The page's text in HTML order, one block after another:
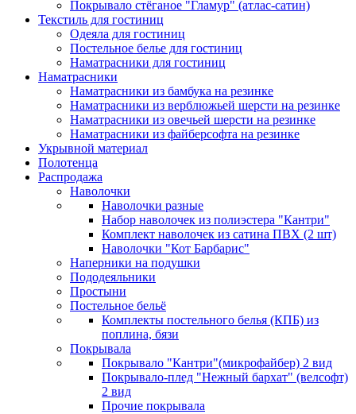
Покрывало стёганое "Гламур" (атлас-сатин)
Текстиль для гостиниц
Одеяла для гостиниц
Постельное белье для гостиниц
Наматрасники для гостиниц
Наматрасники
Наматрасники из бамбука на резинке
Наматрасники из верблюжьей шерсти на резинке
Наматрасники из овечьей шерсти на резинке
Наматрасники из файберсофта на резинке
Укрывной материал
Полотенца
Распродажа
Наволочки
Наволочки разные
Набор наволочек из полиэстера "Кантри"
Комплект наволочек из сатина ПВХ (2 шт)
Наволочки "Кот Барбарис"
Наперники на подушки
Пододеяльники
Простыни
Постельное бельё
Комплекты постельного белья (КПБ) из
поплина, бязи
Покрывала
Покрывало "Кантри"(микрофайбер) 2 вид
Покрывало-плед "Нежный бархат" (велсофт)
2 вид
Прочие покрывала